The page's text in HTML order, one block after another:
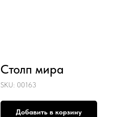
Столп мира
SKU: 00163
Добавить в корзину